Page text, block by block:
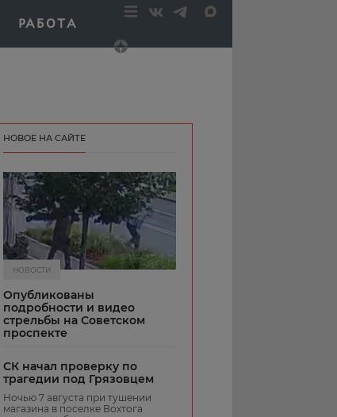
РАБОТА
НОВОЕ НА САЙТЕ
НОВОСТИ
Опубликованы
подробности и видео
стрельбы на Советском
проспекте
СК начал проверку по
трагедии под Грязовцем
Ночью 7 августа при тушении
магазина в поселке Вохтога